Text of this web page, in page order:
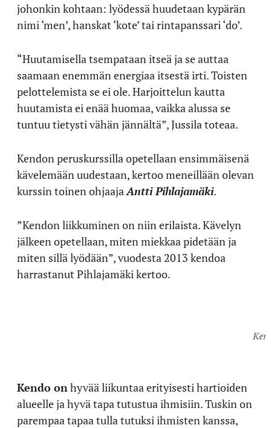
johonkin kohtaan: lyödessä huudetaan kypärän
nimi ‘men’, hanskat ‘kote’ tai rintapanssari ‘do’.
“Huutamisella tsempataan itseä ja se auttaa
saamaan enemmän energiaa itsestä irti. Toisten
pelottelemista se ei ole. Harjoittelun kautta
huutamista ei enää huomaa, vaikka alussa se
tuntuu tietysti vähän jännältä”, Jussila toteaa.
Kendon peruskurssilla opetellaan ensimmäisenä
kävelemään uudestaan, kertoo meneillään olevan
kurssin toinen ohjaaja Antti Pihlajamäki.
”Kendon liikkuminen on niin erilaista. Kävelyn
jälkeen opetellaan, miten miekkaa pidetään ja
miten sillä lyödään”, vuodesta 2013 kendoa
harrastanut Pihlajamäki kertoo.
Kendo on hyvää liikuntaa erityisesti hartioiden
alueelle ja hyvä tapa tutustua ihmisiin. Tuskin on
parempaa tapaa tulla tutuksi ihmisten kanssa,